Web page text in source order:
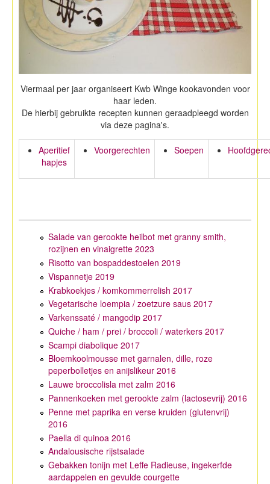
Viermaal per jaar organiseert Kwb Winge kookavonden voor
haar leden.
De hierbij gebruikte recepten kunnen geraadpleegd worden
via deze pagina's.
Aperitief
hapjes
Voorgerechten Soepen
Salade van gerookte heilbot met granny smith,
rozijnen en vinaigrette 2023
Risotto van bospaddestoelen 2019
Vispannetje 2019
Krabkoekjes / komkommerrelish 2017
Vegetarische loempia / zoetzure saus 2017
Varkenssaté / mangodip 2017
Quiche / ham / prei / broccoli / waterkers 2017
Scampi diabolique 2017
Bloemkoolmousse met garnalen, dille, roze
peperbolletjes en anijslikeur 2016
Lauwe broccolisla met zalm 2016
Pannenkoeken met gerookte zalm (lactosevrij) 2016
Penne met paprika en verse kruiden (glutenvrij)
2016
Paella di quinoa 2016
Andalousische rijstsalade
Gebakken tonijn met Leffe Radieuse, ingekerfde
aardappelen en gevulde courgette